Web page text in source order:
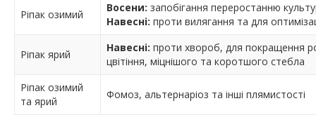
Ріпак озимий
Восени: запобігання переростанню
Навесні: проти вилягання та для
Ріпак ярий
Навесні: проти хвороб, для покращення
цвітіння, міцнішого та коротшого стебла
Ріпак озимий
та ярий
Фомоз, альтернаріоз та інші плямистості